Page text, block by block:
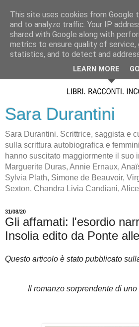
Sara Durantini
Sara Durantini. Scrittrice, saggista e
sulla scrittura autobiografica e
hanno suscitato maggiormente il suo
Marguerite Duras, Annie Ernaux,
Sylvia Plath, Simone de Beauvoir,
Sexton, Chandra Livia Candiani,
31/08/20
Gli affamati: l'esordio
Insolia edito da Ponte
Questo articolo è stato pubblicato
Il romanzo sorprendente di
This site uses cookies from Google
and to analyze traffic. Your IP
shared with Google along with
metrics to ensure quality of service,
statistics, and to detect and
LEARN MORE